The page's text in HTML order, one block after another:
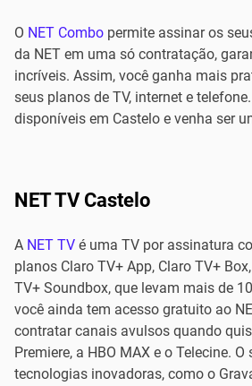
O NET Combo permite assinar os
da NET em uma só contratação,
incríveis. Assim, você ganha mais
seus planos de TV, internet e
disponíveis em Castelo e venha ser
NET TV Castelo
A NET TV é uma TV por assinatura
planos Claro TV+ App, Claro TV+
TV+ Soundbox, que levam mais de
você ainda tem acesso gratuito ao
contratar canais avulsos quando
Premiere, a HBO MAX e o Telecine.
tecnologias inovadoras, como o